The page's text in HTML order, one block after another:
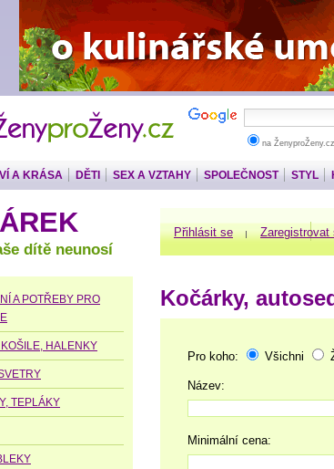
ŽenyproŽeny.cz
na ŽenyproŽeny.cz
A KRÁSA DĚTI SEX A VZTAHY SPOLEČNOST STYL
Přihlásit se Zaregistrovat
Kočárky,
Pro koho: Všichni
Název:
Minimální cena:
dítě neunosí
A POTŘEBY PRO
HALENKY
TEPLÁKY